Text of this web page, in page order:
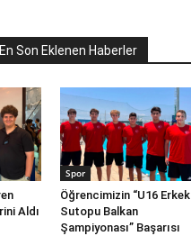
Son Eklenen Haberler
Aldı
Spor
Öğrencimizin “U16 Erkek
Sutopu Balkan
Şampiyonası” Başarısı